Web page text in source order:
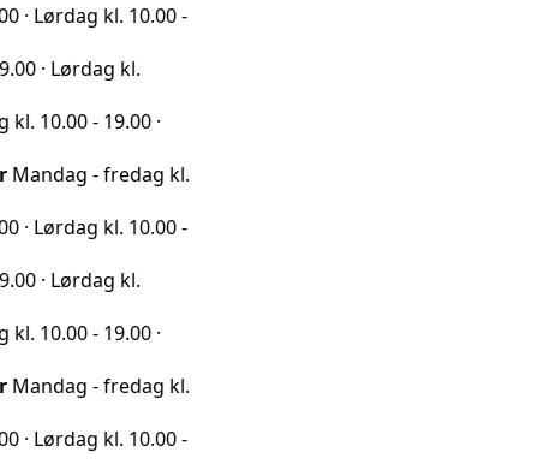
kl. 10.00 -
kl.
- 19.00 ·
- fredag kl.
kl. 10.00 -
kl.
- 19.00 ·
- fredag kl.
kl. 10.00 -